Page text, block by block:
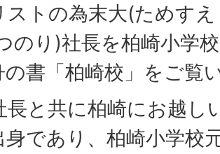
ストの為末大(ためす
のり)社長を柏崎小学
の書「柏崎校」をご覧
長と共に柏崎にお越し
身であり、柏崎小学校